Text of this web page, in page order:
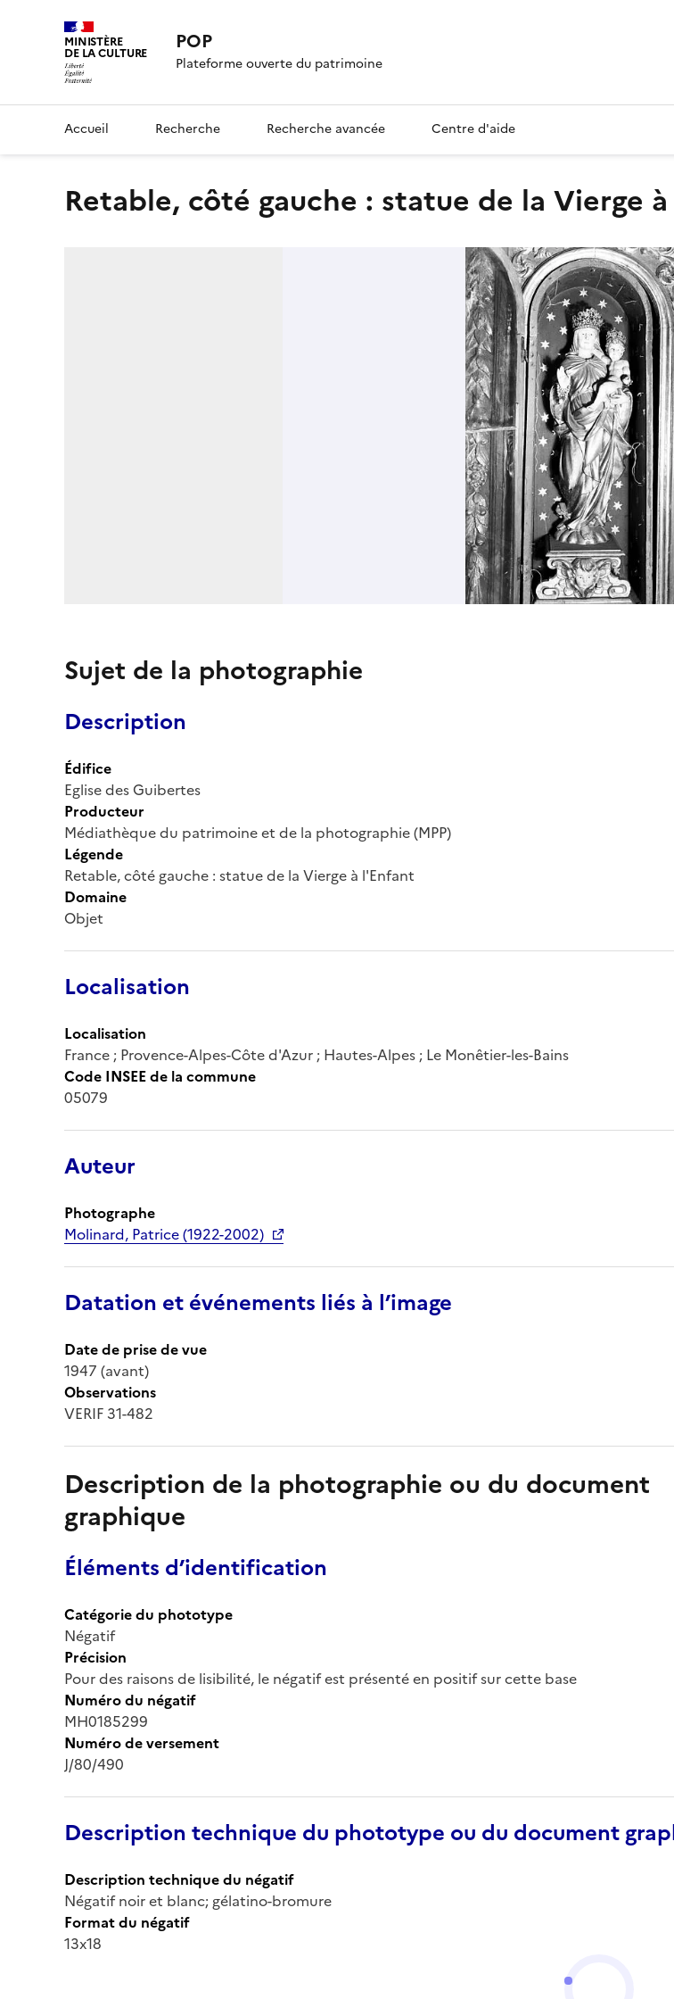
MINISTÈRE
DE LA CULTURE POP
Plateforme ouverte du patrimoine
Accueil Recherche Recherche avancée Centre d'aide
Retable, côté gauche : statue de la Vierge
Sujet de la photographie
Description
Édifice
Eglise des Guibertes
Producteur
Médiathèque du patrimoine et de la photographie (MPP)
Légende
Retable, côté gauche : statue de la Vierge à l'Enfant
Domaine
Objet
Localisation
Localisation
France ; Provence-Alpes-Côte d'Azur ; Hautes-Alpes ; Le Monêtier-les-Bains
Code INSEE de la commune
05079
Auteur
Photographe
Molinard, Patrice (1922-2002)
Datation et événements liés à l’image
Date de prise de vue
1947 (avant)
Observations
VERIF 31-482
Description de la photographie ou du document
graphique
Éléments d’identification
Catégorie du phototype
Négatif
Précision
Pour des raisons de lisibilité, le négatif est présenté en positif sur cette base
Numéro du négatif
MH0185299
Numéro de versement
J/80/490
Description technique du phototype ou du document
Description technique du négatif
Négatif noir et blanc; gélatino-bromure
Format du négatif
13x18